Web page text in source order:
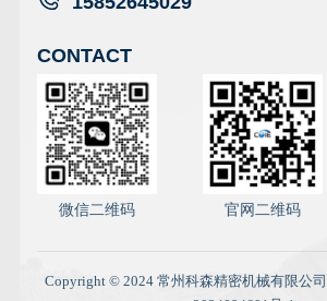
CONTACT
微信二维码 官网二维码
Copyright © 2024 常州科森精密机械有限公